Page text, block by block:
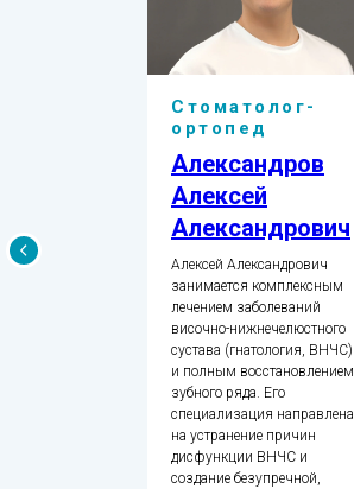
Стоматолог-
ортопед
Александров
Алексей
Александрович
Алексей Александрович
занимается комплексным
лечением заболеваний
височно-нижнечелюстного
сустава (гнатология, ВНЧС)
и полным восстановлением
зубного ряда. Его
специализация направлена
на устранение причин
дисфункции ВНЧС и
создание безупречной,